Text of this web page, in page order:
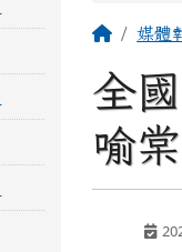
主內
回首頁
媒體
全
喻